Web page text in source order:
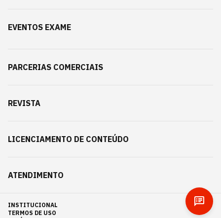
EVENTOS EXAME
PARCERIAS COMERCIAIS
REVISTA
LICENCIAMENTO DE CONTEÚDO
ATENDIMENTO
INSTITUCIONAL
TERMOS DE USO